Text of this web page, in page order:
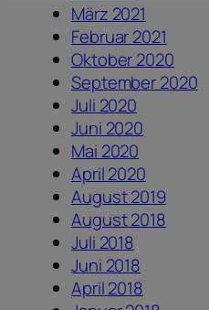
März 2021
Februar 2021
Oktober 2020
September 2020
Juli 2020
Juni 2020
Mai 2020
April 2020
August 2019
August 2018
Juli 2018
Juni 2018
April 2018